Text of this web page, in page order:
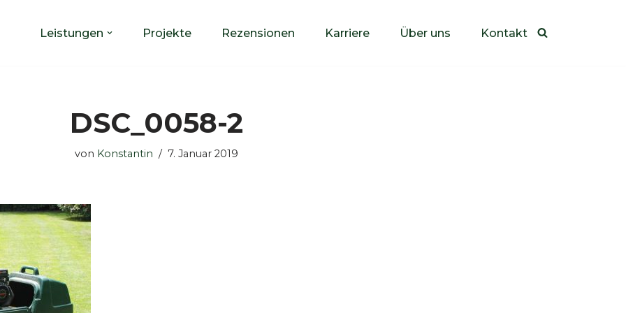
Leistungen Projekte Rezensionen Karriere Über uns Kontakt
DSC_0058-2
von Konstantin 7. Januar 2019